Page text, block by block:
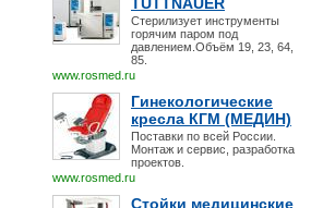
Стерилизует инструменты
горячим паром под
давлением.Объём 19, 23, 64,
85.
www.rosmed.ru
Гинекологические
кресла КГМ (МЕДИН)
Поставки по всей России.
Монтаж и сервис, разработка
проектов.
www.rosmed.ru
Стойки медицинские